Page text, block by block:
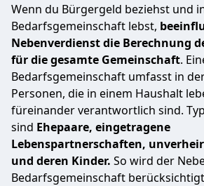
Wenn du Bürgergeld beziehst und
Bedarfsgemeinschaft lebst,
Nebenverdienst die Berechnung
für die gesamte Gemeinschaft.
Bedarfsgemeinschaft umfasst in
Personen, die in einem Haushalt
füreinander verantwortlich sind.
sind Ehepaare, eingetragene
Lebenspartnerschaften,
und deren Kinder. So wird der
Bedarfsgemeinschaft